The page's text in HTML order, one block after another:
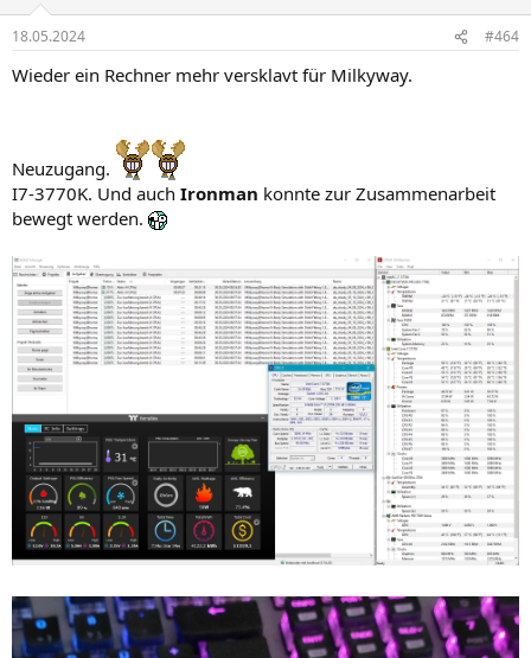
e
:
18.05.2024 #464
Wieder ein Rechner mehr versklavt für Milkyway.
Neuzugang.
I7-3770K. Und auch Ironman konnte zur Zusammenarbeit
bewegt werden.